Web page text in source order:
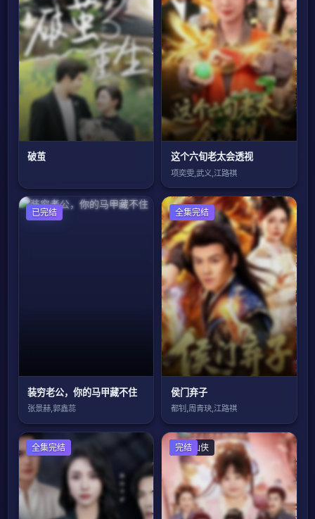
破茧 这个六旬老太会透视
项奕雯,武义,江路祺
已完结
装穷老公，你的马甲藏不住
张景赫,郭鑫蕊
全集完结
侯门弃子
都钊,周青玦,江路祺
全集完结 古装仙侠
完结